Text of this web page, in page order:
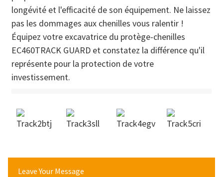
longévité et l'efficacité de son équipement. Ne laissez
pas les dommages aux chenilles vous ralentir !
Équipez votre excavatrice du protège-chenilles
EC460TRACK GUARD et constatez la différence qu'il
représente pour la protection de votre
investissement.
Leave Your Message